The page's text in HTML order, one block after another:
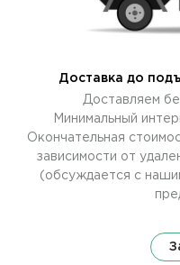
Доставка до
Доставляем
Минимальный
Окончательная
зависимости от
(обсуждается с